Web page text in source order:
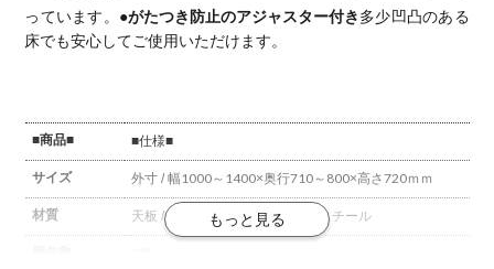
っています。 ●がたつき防止のアジャスター付き 多少凹凸のある
床でも安心してご使用いただけます。
■商品■ ■仕様■
サイズ 外寸 / 幅1000～1400×奥行710～800×高さ720ｍｍ
材質 天板 / ラバーウッド(集成材) 脚 / スチール